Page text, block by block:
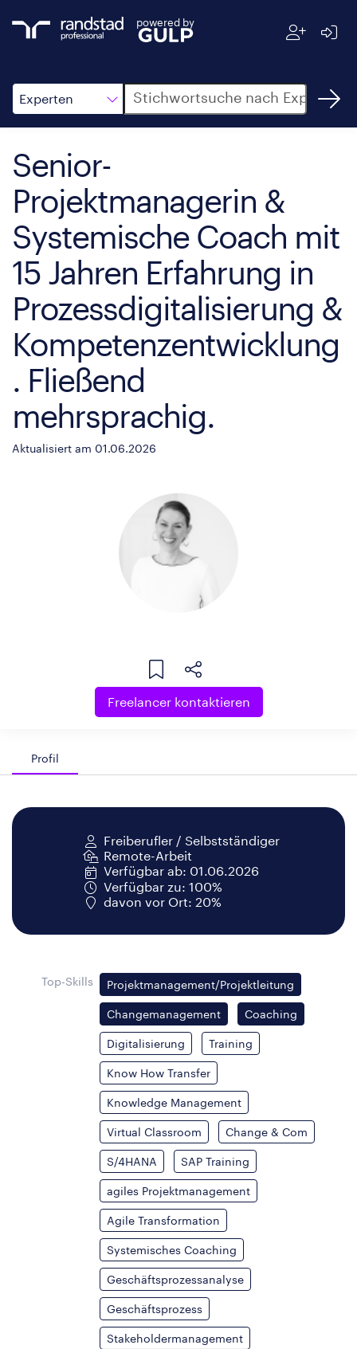
powered by
Experten
Suche
Senior-
Projektmanagerin &
Systemische Coach mit
15 Jahren Erfahrung in
Prozessdigitalisierung &
Kompetenzentwicklung
. Fließend
mehrsprachig.
Aktualisiert am 01.06.2026
Freelancer kontaktieren
Profil
Freiberufler / Selbstständiger
Remote-Arbeit
Verfügbar ab: 01.06.2026
Verfügbar zu: 100%
davon vor Ort: 20%
Top-Skills Projektmanagement/Projektleitung
Changemanagement Coaching
Digitalisierung Training
Know How Transfer
Knowledge Management
Virtual Classroom Change & Com
S/4HANA SAP Training
agiles Projektmanagement
Agile Transformation
Systemisches Coaching
Geschäftsprozessanalyse
Geschäftsprozess
Stakeholdermanagement